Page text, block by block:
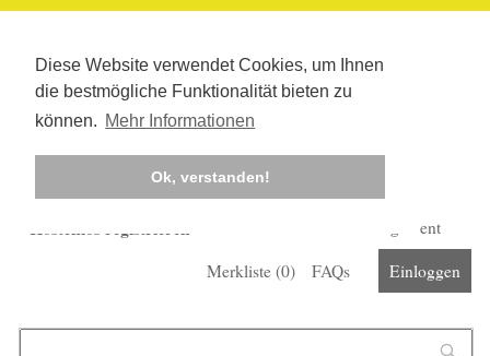
Diese Website verwendet Cookies, um Ihnen
die bestmögliche Funktionalität bieten zu
können. Mehr Informationen
Ok, verstanden!
Kostenlos registrieren
Corona-Management
Merkliste (0) FAQs Einloggen